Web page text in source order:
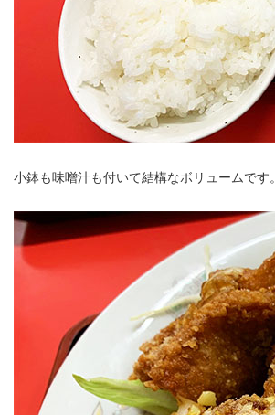
小鉢も味噌汁も付いて結構なボリュームです。